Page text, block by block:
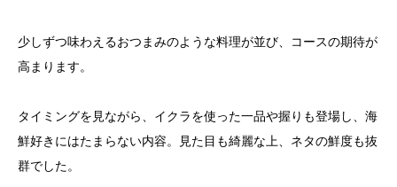
少しずつ味わえるおつまみのような料理が並び、コースの期待が
高まります。
タイミングを見ながら、イクラを使った一品や握りも登場し、海
鮮好きにはたまらない内容。見た目も綺麗な上、ネタの鮮度も抜
群でした。